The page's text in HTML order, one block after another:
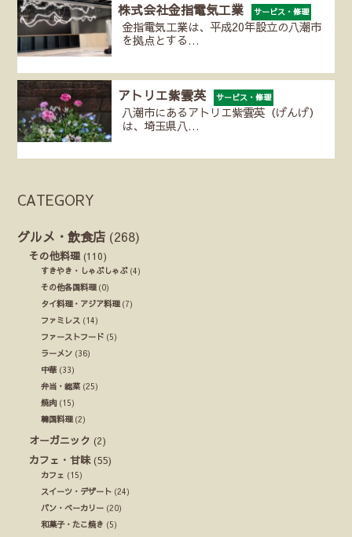
株式会社金指電気工業 サービス・修理
金指電気工業は、平成20年設立の八潮市
を拠点とする…
アトリエ紫雲英 サービス・修理
八潮市にあるアトリエ紫雲英（げんげ）
は、埼玉県八…
CATEGORY
グルメ・飲食店 (268)
その他料理 (110)
すきやき・しゃぶしゃぶ(4)
その他各国料理(0)
タイ料理・アジア料理(7)
ファミレス (14)
ファーストフード (5)
ラーメン (36)
中華(33)
弁当・総菜 (25)
焼肉 (15)
韓国料理(2)
オーガニック (2)
カフェ・甘味(55)
カフェ (15)
スイーツ・デザート (24)
パン・ベーカリー (20)
和菓子・たこ焼き (5)